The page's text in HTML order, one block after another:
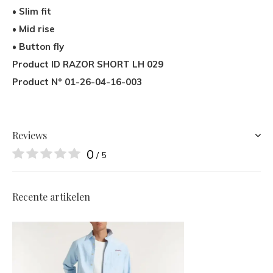
• Slim fit
• Mid rise
• Button fly
Product ID RAZOR SHORT LH 029
Product N° 01-26-04-16-003
Reviews
0 / 5
Recente artikelen